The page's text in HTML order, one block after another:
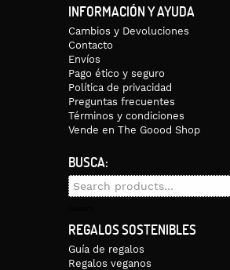
INFORMACIÓN Y AYUDA
Cambios y Devoluciones
Contacto
Envíos
Pago ético y seguro
Política de privacidad
Preguntas frecuentes
Términos y condiciones
Vende en The Goood Shop
BUSCA:
Search
REGALOS SOSTENIBLES
Guía de regalos
Regalos veganos